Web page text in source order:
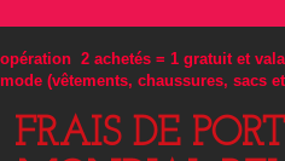
opération 2 achetés = 1 gratuit et
mode (vêtements, chaussures, sacs
FRAIS DE